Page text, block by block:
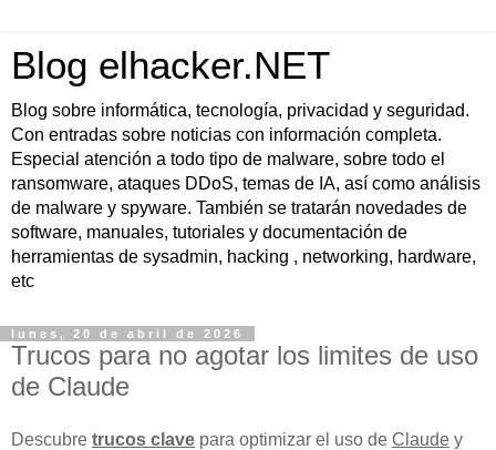
Blog elhacker.NET
Blog sobre informática, tecnología, privacidad y seguridad.
Con entradas sobre noticias con información completa.
Especial atención a todo tipo de malware, sobre todo el
ransomware, ataques DDoS, temas de IA, así como análisis
de malware y spyware. También se tratarán novedades de
software, manuales, tutoriales y documentación de
herramientas de sysadmin, hacking , networking, hardware,
etc
lunes, 20 de abril de 2026
Trucos para no agotar los limites de uso
de Claude
Descubre trucos clave para optimizar el uso de Claude y